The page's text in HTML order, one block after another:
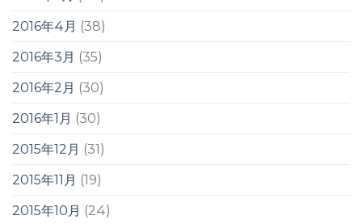
2016年4月 (38)
2016年3月 (35)
2016年2月 (30)
2016年1月 (30)
2015年12月 (31)
2015年11月 (19)
2015年10月 (24)